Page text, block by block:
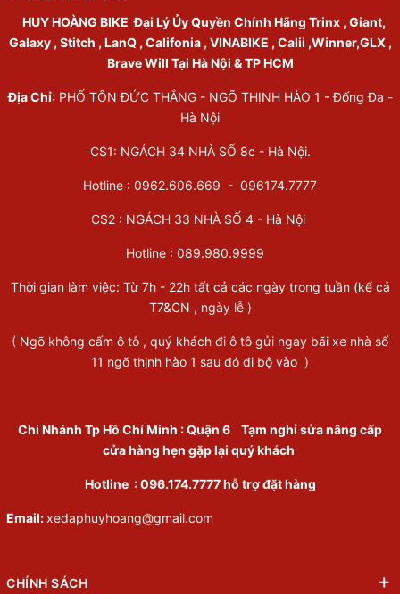
HUY HOÀNG BIKE Đại Lý Ủy Quyền Chính Hãng Trinx , Giant,
Galaxy , Stitch , LanQ , Califonia , VINABIKE , Calii ,Winner,GLX ,
Brave Will Tại Hà Nội & TP HCM
Địa Chỉ: PHỐ TÔN ĐỨC THẮNG - NGÕ THỊNH HÀO 1 - Đống Đa -
Hà Nội
CS1: NGÁCH 34 NHÀ SỐ 8c - Hà Nội.
Hotline : 0962.606.669 - 096174.7777
CS2 : NGÁCH 33 NHÀ SỐ 4 - Hà Nội
Hotline : 089.980.9999
Thời gian làm việc: Từ 7h - 22h tất cả các ngày trong tuần (kể cả
T7&CN , ngày lễ )
( Ngõ không cấm ô tô , quý khách đi ô tô gửi ngay bãi xe nhà số
11 ngõ thịnh hào 1 sau đó đi bộ vào )
Chi Nhánh Tp Hồ Chí Minh :Quận 6 Tạm nghỉ sửa nâng cấp
cửa hàng hẹn gặp lại quý khách
Hotline : 096.174.7777 hỗ trợ đặt hàng
Email:xedaphuyhoang@gmail.com
CHÍNH SÁCH